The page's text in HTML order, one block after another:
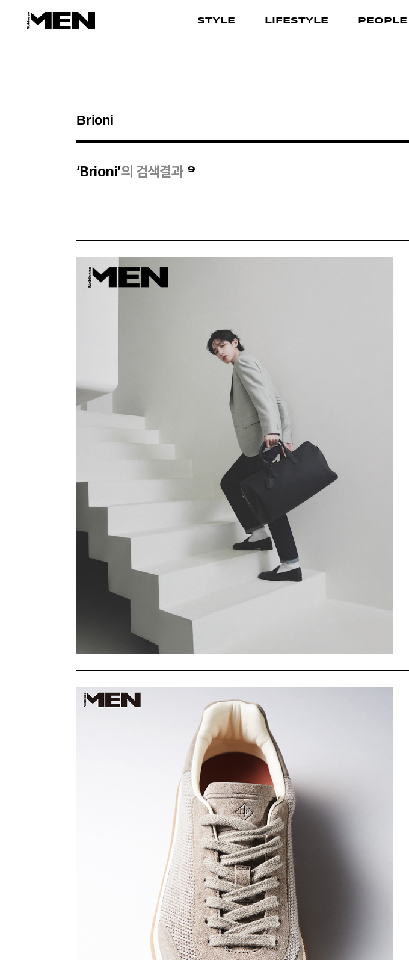
STYLE LIFESTYLE PEOPLE
검색결과
‘Brioni’의 검색결과 9